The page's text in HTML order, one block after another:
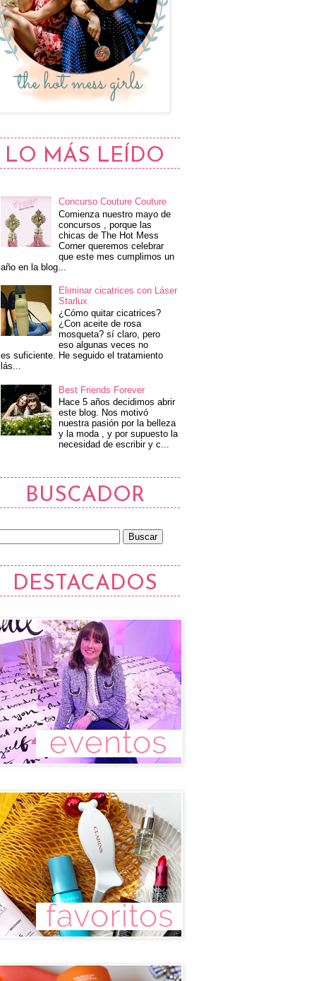
LO MÁS LEÍDO
Concurso Couture Couture
Comienza nuestro mayo de
concursos , porque las
chicas de The Hot Mess
Corner queremos celebrar
que este mes cumplimos un
año en la blog...
Eliminar cicatrices con Láser
Starlux
¿Cómo quitar cicatrices?
¿Con aceite de rosa
mosqueta? sí claro, pero
eso algunas veces no
es suficiente. He seguido el tratamiento
lás...
Best Friends Forever
Hace 5 años decidimos abrir
este blog. Nos motivó
nuestra pasión por la belleza
y la moda , y por supuesto la
necesidad de escribir y c...
BUSCADOR
DESTACADOS